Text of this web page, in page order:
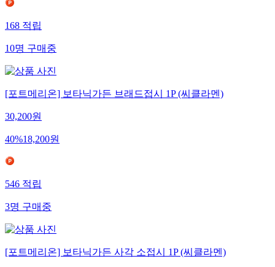
168 적립
10명 구매중
[포트메리온] 보타닉가든 브래드접시 1P (씨클라멘)
30,200원
40%18,200원
546 적립
3명 구매중
[포트메리온] 보타닉가든 사각 소접시 1P (씨클라멘)